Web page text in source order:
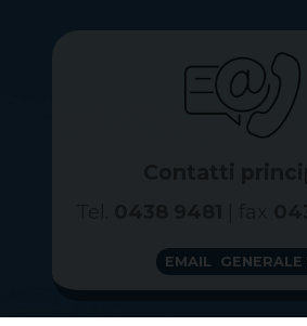
EMAIL GENERALE